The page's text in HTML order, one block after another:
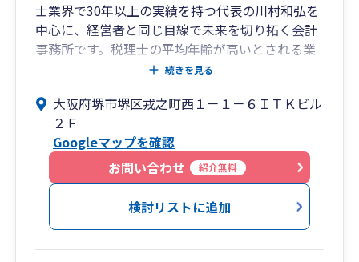
士業界で30年以上の実績を持つ代表の川村和弘を
中心に、経営者と同じ目線で未来を切り拓く会計
事務所です。税理士の平均年齢が高いとされる業
界の中で、30代での開業以来、親しみやすさと柔
私たちは単なる税務申告の代行者ではなく、顧問
先の皆様が直面する経営課題に対し、常に「一歩
先」を行く提案ができる組織を目指しています 。
私たちが大切にしている3つの価値観
1. 徹底した「クイックレスポンス」と正確性
続きを見る
大阪府堺市堺区戎之町西１－１－６ＩＴＫビル
２Ｆ
Googleマップを確認
お問い合わせ
紹介無料
検討リストに追加